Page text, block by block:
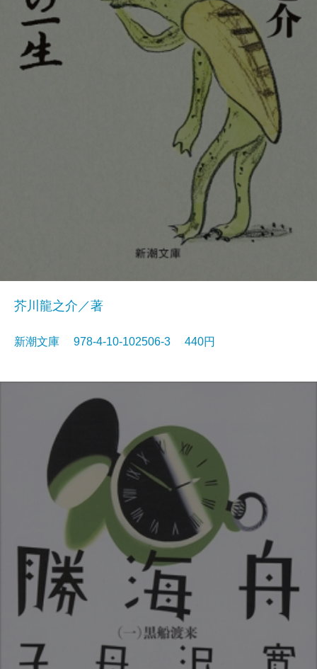
芥川龍之介／著
新潮文庫 978-4-10-102506-3 440円